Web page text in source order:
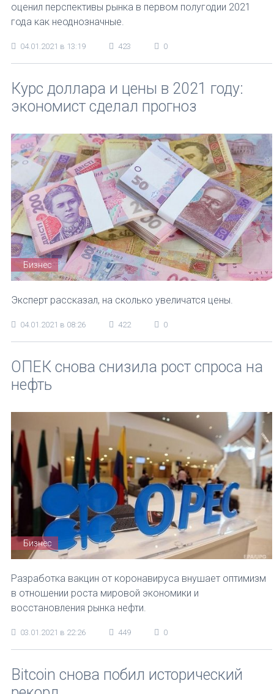
оценил перспективы рынка в первом полугодии 2021
года как неоднозначные.
04.01.2021 в 13:19 423 0
Курс доллара и цены в 2021 году:
экономист сделал прогноз
Бизнес
Эксперт рассказал, на сколько увеличатся цены.
04.01.2021 в 08:26 422 0
ОПЕК снова снизила рост спроса на
нефть
Бизнес
Разработка вакцин от коронавируса внушает оптимизм
в отношении роста мировой экономики и
восстановления рынка нефти.
03.01.2021 в 22:26 449 0
Bitcoin снова побил исторический